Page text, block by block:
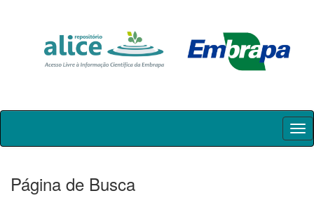
Skip
Página de Busca